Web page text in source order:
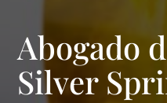
Abogado
Silver